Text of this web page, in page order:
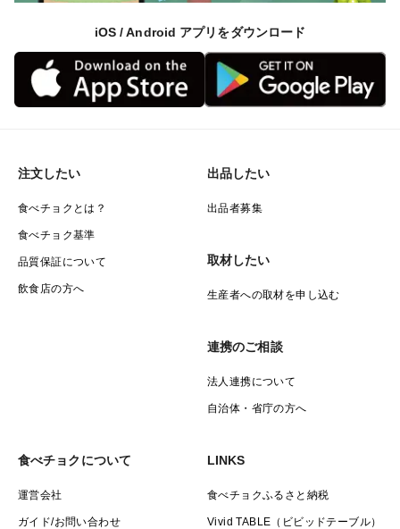
iOS / Android アプリをダウンロード
注文したい
食べチョクとは？
食べチョク基準
品質保証について
飲食店の方へ
出品したい
出品者募集
取材したい
生産者への取材を申し込む
連携のご相談
法人連携について
自治体・省庁の方へ
食べチョクについて
運営会社
ガイド/お問い合わせ
LINKS
食べチョクふるさと納税
Vivid TABLE（ビビッドテーブル）